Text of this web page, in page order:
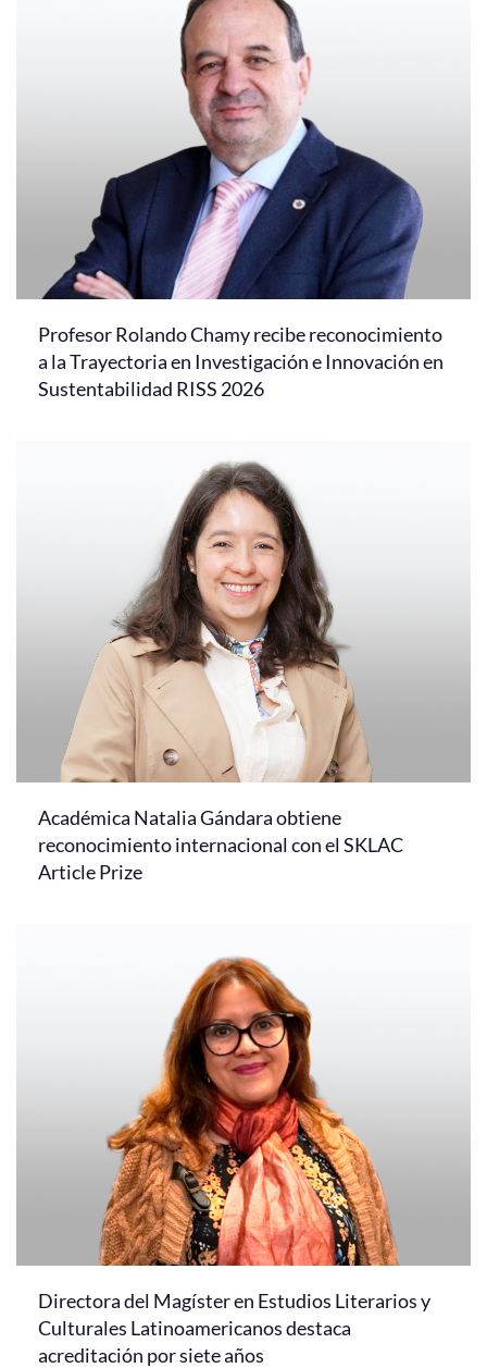
Profesor Rolando Chamy recibe reconocimiento
a la Trayectoria en Investigación e Innovación en
Sustentabilidad RISS 2026
Académica Natalia Gándara obtiene
reconocimiento internacional con el SKLAC
Article Prize
Directora del Magíster en Estudios Literarios y
Culturales Latinoamericanos destaca
acreditación por siete años